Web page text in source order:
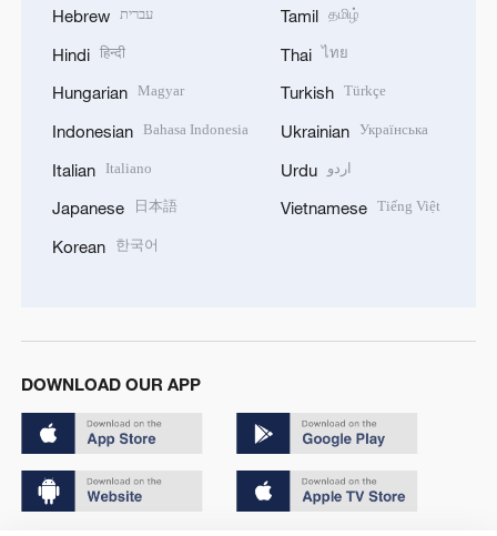
Hebrew עברית
Hindi हिन्दी
Hungarian Magyar
Indonesian Bahasa Indonesia
Italian Italiano
Japanese 日本語
Korean 한국어
Tamil தமிழ்
Thai ไทย
Turkish Türkçe
Ukrainian Українська
Urdu اردو
Vietnamese Tiếng Việt
DOWNLOAD OUR APP